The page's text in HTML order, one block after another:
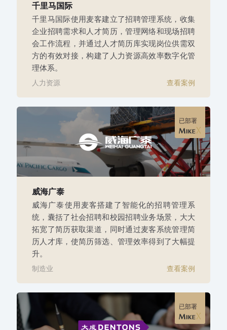
千里马国际
千里马国际使用麦客建立了招聘管理系统，收集
企业招聘需求和人才简历，管理网络和现场招聘
会工作流程，并通过人才简历库实现岗位供需双
方的有效对接，构建了人力资源高效率数字化管
理体系。
人力资源 查看案例
已部署
威海广泰
威海广泰使用麦客搭建了智能化的招聘管理系
统，囊括了社会招聘和校园招聘业务场景，大大
拓宽了简历获取渠道，同时通过麦客系统管理简
历人才库，使简历筛选、管理效率得到了大幅提
升。
制造业 查看案例
已部署